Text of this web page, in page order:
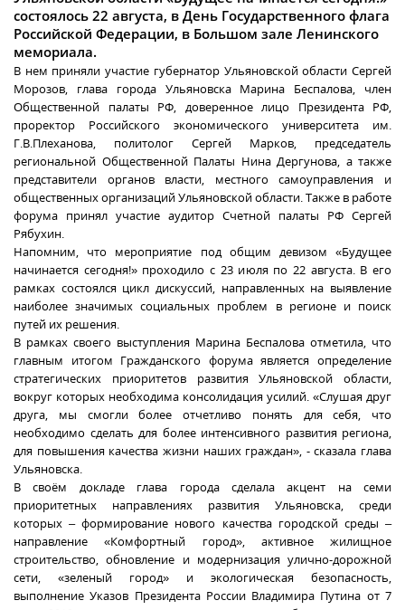
состоялось 22 августа, в День Государственного флага
Российской Федерации, в Большом зале Ленинского
мемориала.
В нем приняли участие губернатор Ульяновской области Сергей
Морозов, глава города Ульяновска Марина Беспалова, член
Общественной палаты РФ, доверенное лицо Президента РФ,
проректор Российского экономического университета им.
Г.В.Плеханова, политолог Сергей Марков, председатель
региональной Общественной Палаты Нина Дергунова, а также
представители органов власти, местного самоуправления и
общественных организаций Ульяновской области. Также в работе
форума принял участие аудитор Счетной палаты РФ Сергей
Рябухин.
Напомним, что мероприятие под общим девизом «Будущее
начинается сегодня!» проходило с 23 июля по 22 августа. В его
рамках состоялся цикл дискуссий, направленных на выявление
наиболее значимых социальных проблем в регионе и поиск
путей их решения.
В рамках своего выступления Марина Беспалова отметила, что
главным итогом Гражданского форума является определение
стратегических приоритетов развития Ульяновской области,
вокруг которых необходима консолидация усилий. «Слушая друг
друга, мы смогли более отчетливо понять для себя, что
необходимо сделать для более интенсивного развития региона,
для повышения качества жизни наших граждан», - сказала глава
Ульяновска.
В своём докладе глава города сделала акцент на семи
приоритетных направлениях развития Ульяновска, среди
которых – формирование нового качества городской среды –
направление «Комфортный город», активное жилищное
строительство, обновление и модернизация улично-дорожной
сети, «зеленый город» и экологическая безопасность,
выполнение Указов Президента России Владимира Путина от 7